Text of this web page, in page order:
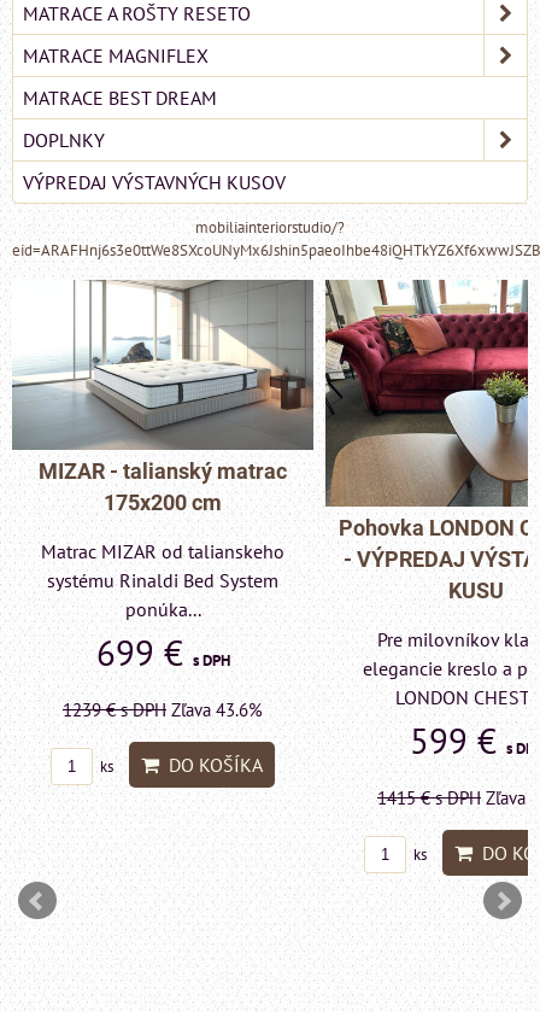
MATRACE A ROŠTY RESETO
MATRACE MAGNIFLEX
MATRACE BEST DREAM
DOPLNKY
VÝPREDAJ VÝSTAVNÝCH KUSOV
mobiliainteriorstudio/?
MIZAR - talianský matrac
175x200 cm
Matrac MIZAR od talianskeho
systému Rinaldi Bed System
ponúka...
699 €s DPH
1239 €s DPH Zľava 43.6%
ks DO KOŠÍKA
Pohovka LONDON
- VÝPREDAJ
KUSU
Pre milovníkov
elegancie kreslo a
LONDON
599 €s
1415 €s DPH Zľava
ks DO